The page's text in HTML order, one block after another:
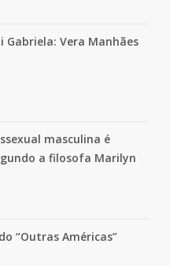
Gabriela: Vera Manhães
masculina é
a filosofa Marilyn
“Outras Américas”